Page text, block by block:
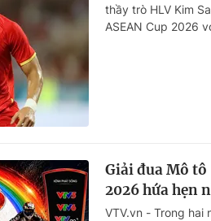
thầy trò HLV Kim
ASEAN Cup 2026
Giải đua Mô
2026 hứa hẹn
VTV.vn - Trong hai